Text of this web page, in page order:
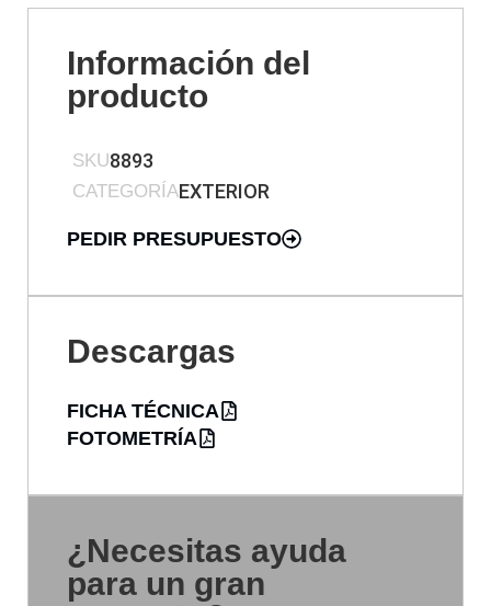
Información del
producto
SKU8893
CATEGORÍAEXTERIOR
PEDIR PRESUPUESTO
Descargas
FICHA TÉCNICA
FOTOMETRÍA
¿Necesitas ayuda
para un gran